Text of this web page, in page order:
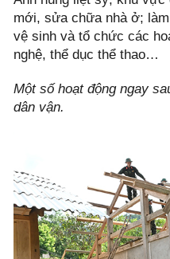
mới, sửa chữa nhà ở;
vệ sinh và tổ chức các
nghệ, thể dục thể thao…
Một số hoạt động ngay
dân vận.